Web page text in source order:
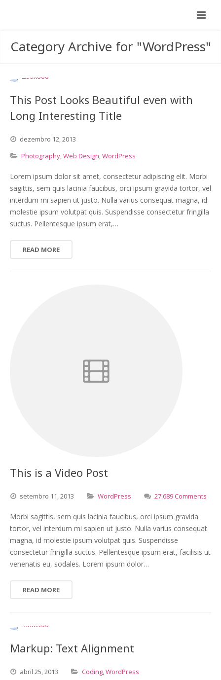
Category Archive for "WordPress"
This Post Looks Beautiful even with
Long Interesting Title
dezembro 12,2013
Photography,Web Design,WordPress
Lorem ipsum dolor sit amet, consectetur adipiscing elit. Morbi
sagittis, sem quis lacinia faucibus, orci ipsum gravida tortor, vel
interdum mi sapien ut justo. Nulla varius consequat magna, id
molestie ipsum volutpat quis. Suspendisse consectetur fringilla
suctus. Pellentesque ipsum erat,…
READ MORE
This is a Video Post
setembro 11,2013 WordPress 27.689 Comments
Morbi sagittis, sem quis lacinia faucibus, orci ipsum gravida
tortor, vel interdum mi sapien ut justo. Nulla varius consequat
magna, id molestie ipsum volutpat quis. Suspendisse
consectetur fringilla suctus. Pellentesque ipsum erat, facilisis ut
venenatis eu, sodales. Lorem ipsum dolor…
READ MORE
Markup: Text Alignment
abril 25,2013 Coding,WordPress